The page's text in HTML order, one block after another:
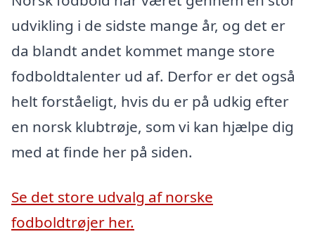
udvikling i de sidste mange år, og det er
da blandt andet kommet mange store
fodboldtalenter ud af. Derfor er det også
helt forståeligt, hvis du er på udkig efter
en norsk klubtrøje, som vi kan hjælpe dig
med at finde her på siden.
Se det store udvalg af norske
fodboldtrøjer her.